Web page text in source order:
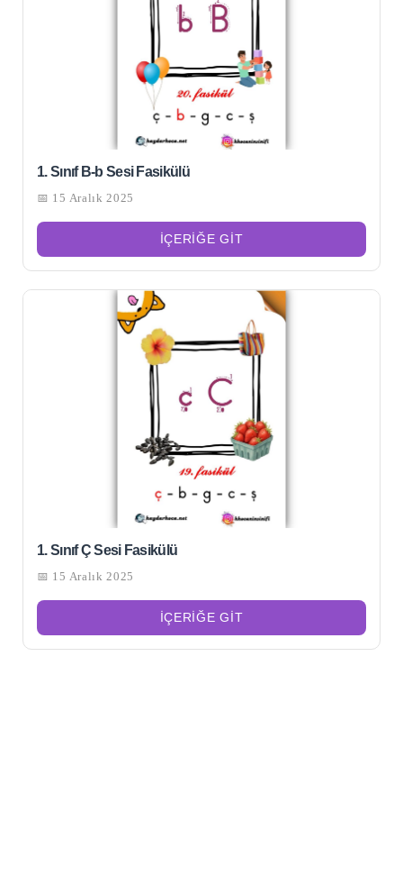
1. Sınıf B-b Sesi Fasikülü
📅 15 Aralık 2025
İÇERIĞE GIT
1. Sınıf Ç Sesi Fasikülü
📅 15 Aralık 2025
İÇERIĞE GIT